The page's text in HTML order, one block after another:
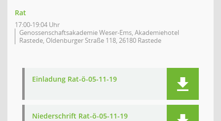
Rat
17:00-19:04 Uhr
Genossenschaftsakademie Weser-Ems, Akademiehotel
Rastede, Oldenburger Straße 118, 26180 Rastede
Einladung Rat-ö-05-11-19
Niederschrift Rat-ö-05-11-19